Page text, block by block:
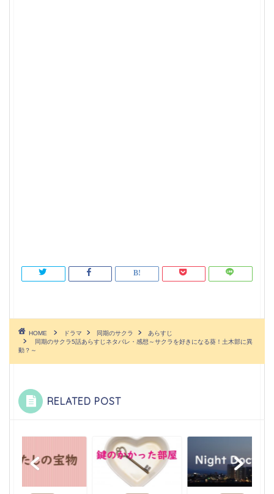
HOME ドラマ 同期のサクラ
あらすじ
同期のサクラ5話あらすじネタバレ・感想～サクラを好きになる葵！土木部に異
動？～
RELATED POST